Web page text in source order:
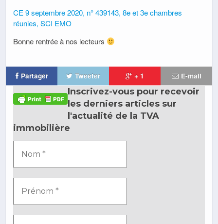
CE 9 septembre 2020, n° 439143, 8e et 3e chambres
réunies, SCI EMO
Bonne rentrée à nos lecteurs
Partager Tweeter + 1 E-mail
Inscrivez-vous pour recevoir
les derniers articles sur
l'actualité de la TVA
immobilière